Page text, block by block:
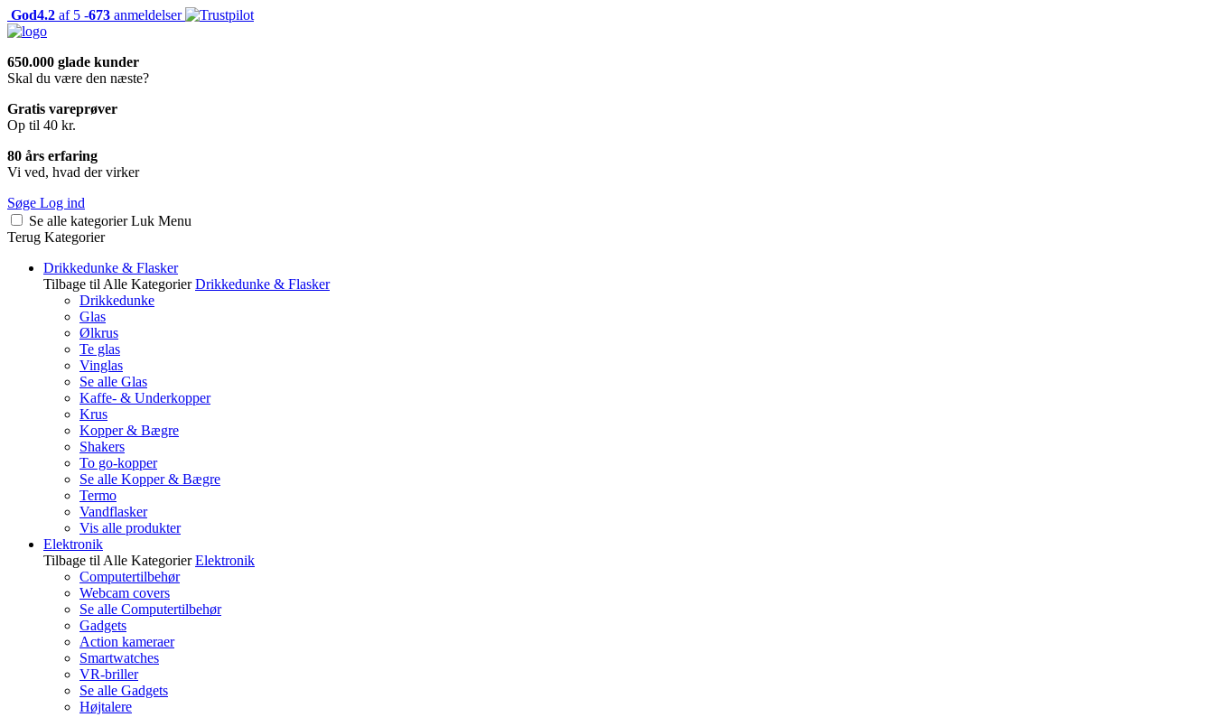
God4.2 af 5 -673 anmeldelser
650.000 glade kunder
Skal du være den næste?
Gratis vareprøver
Op til 40 kr.
80 års erfaring
Vi ved, hvad der virker
Søge Log ind
Se alle kategorier Luk Menu
Terug Kategorier
Drikkedunke & Flasker
Tilbage til Alle Kategorier Drikkedunke & Flasker
Drikkedunke
Glas
Ølkrus
Te glas
Vinglas
Se alle Glas
Kaffe- & Underkopper
Krus
Kopper & Bægre
Shakers
To go-kopper
Se alle Kopper & Bægre
Termo
Vandflasker
Vis alle produkter
Elektronik
Tilbage til Alle Kategorier Elektronik
Computertilbehør
Webcam covers
Se alle Computertilbehør
Gadgets
Action kameraer
Smartwatches
VR-briller
Se alle Gadgets
Højtalere